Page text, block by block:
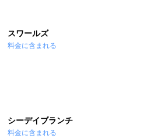
スワールズ
料金に含まれる
シーデイブランチ
料金に含まれる